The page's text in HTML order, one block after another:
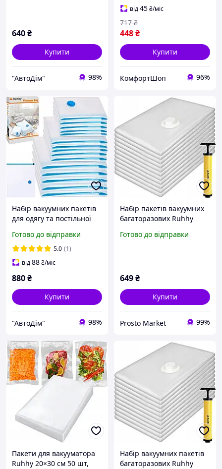
640₴
Купити
"АвтоДім" 98%
від45₴/міс
448₴
717 ₴
Купити
КомфортШоп 96%
Набір вакуумних пакетів
для одягу та постільної
універсальних розміри
50x70, 60x80, 70x100 см
(22129)
Готово до відправки
5.0 (1)
від88₴/міс
880₴
Купити
"АвтоДім" 98%
Набір пакетів вакуумних
багаторазових Ruhhy
для зберігання одягу
Готово до відправки
649₴
Купити
Prosto Market 99%
Пакети для вакууматора
Ruhhy 20×30 см 50 шт,
Набір вакуумних пакетів
багаторазових Ruhhy